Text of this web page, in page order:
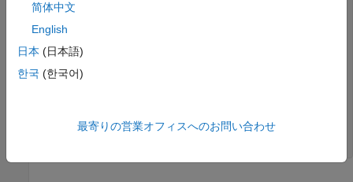
X = linspace(min(x),max(x),25);
[xq, yq] = meshgrid(X,Y);
zq = griddata(x,y,z,xq,yq);
plot3(x,y,z,
'y')
简体中文
English
日本 (日本語)
한국 (한국어)
最寄りの営業オフィスへのお問い合わせ